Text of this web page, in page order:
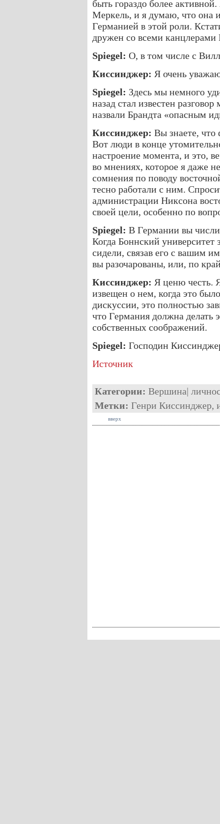
быть гораздо более
Меркель, и я думаю, что она
Германией в этой роли.
дружен со всеми канцлерами
Spiegel: О, в том числе с
Киссинджер: Я очень
Spiegel: Здесь мы немного
назад стал известен
назвали Брандта «опасным
Киссинджер: Вы знаете, что
Вот люди в конце
настроение момента, и это,
во мнениях, которое я даже
сомнения по поводу
тесно работали с ним.
администрации Никсона
своей цели, особенно по
Spiegel: В Германии вы
Когда Боннский университет
сидели, связав его с вашим
вы разочарованы, или, по
Киссинджер: Я ценю честь.
извещен о нем, когда это
дискуссии, это полностью
что Германия должна делать
собственных соображений.
Spiegel: Господин
Источник
Категории: Вершина|
Метки: Генри Киссинджер,
вверх